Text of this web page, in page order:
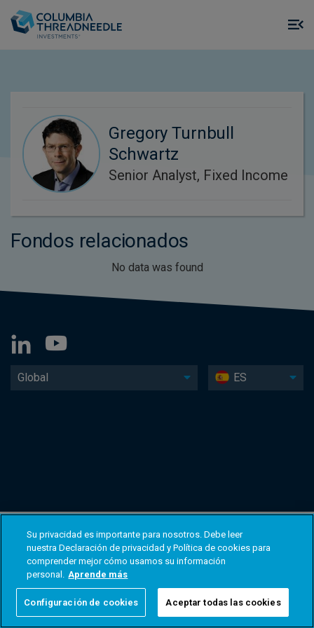
Gregory Turnbull
Schwartz
Senior Analyst, Fixed Income
Fondos relacionados
No data was found
Global ES
Su privacidad es importante para nosotros. Debe leer
nuestra Declaración de privacidad y Política de cookies para
comprender mejor cómo usamos su información
personal. Aprende más
Configuración de cookies Aceptar todas las cookies